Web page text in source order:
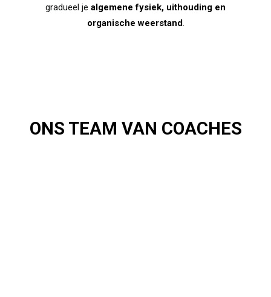
gradueel je algemene fysiek, uithouding en
organische weerstand.
ONS TEAM VAN COACHES